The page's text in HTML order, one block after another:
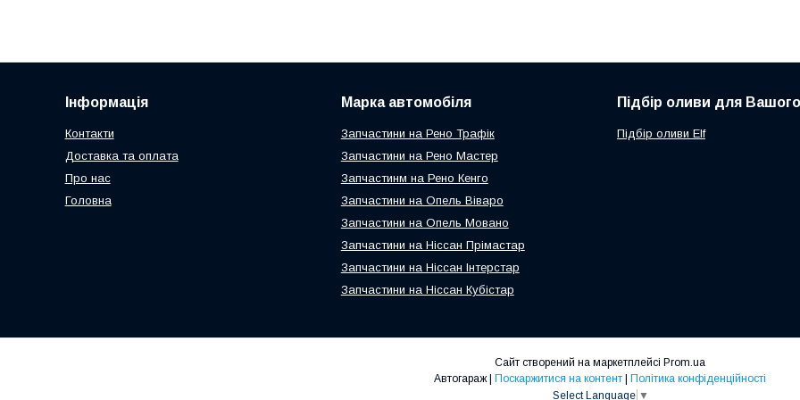
Інформація
Контакти
Доставка та оплата
Про нас
Головна
Марка автомобіля
Запчастини на Рено Трафік
Запчастини на Рено Мастер
Запчастинм на Рено Кенго
Запчастини на Опель Віваро
Запчастини на Опель Мовано
Запчастини на Ніссан Прімастар
Запчастини на Ніссан Інтерстар
Запчастини на Ніссан Кубістар
Підбір оливи для
Підбір оливи Elf
Сайт створений на маркетплейсі Prom.ua
Автогараж | Поскаржитися на контент | Політика конфіденційності
Select Language ▼